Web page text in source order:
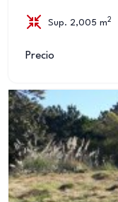
Sup. 2,005 m 2
Precio